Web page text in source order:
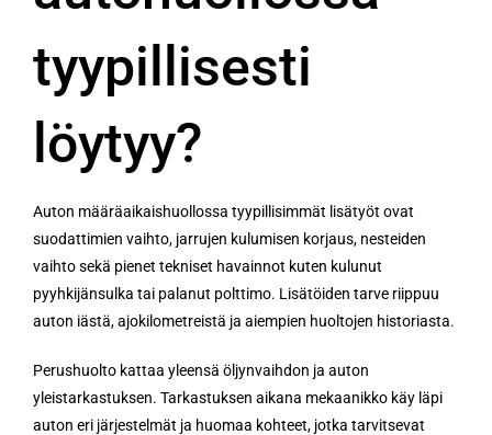
tyypillisesti
löytyy?
Auton määräaikaishuollossa tyypillisimmät lisätyöt ovat
suodattimien vaihto, jarrujen kulumisen korjaus, nesteiden
vaihto sekä pienet tekniset havainnot kuten kulunut
pyyhkijänsulka tai palanut polttimo. Lisätöiden tarve riippuu
auton iästä, ajokilometreistä ja aiempien huoltojen historiasta.
Perushuolto kattaa yleensä öljynvaihdon ja auton
yleistarkastuksen. Tarkastuksen aikana mekaanikko käy läpi
auton eri järjestelmät ja huomaa kohteet, jotka tarvitsevat